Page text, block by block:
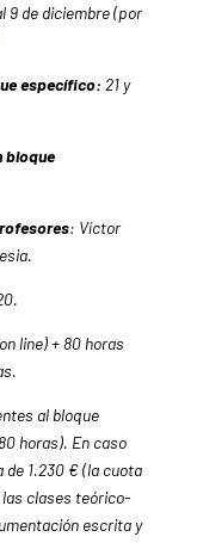
9 de diciembre (por
específico: 21 y
bloque
: Víctor
line) + 80 horas
al bloque
horas). En caso
de 1.230 €(la cuota
clases teórico-
escrita y